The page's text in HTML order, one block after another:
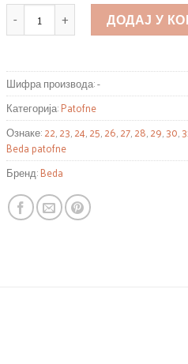
КОЛИЧИНА ДОДАЈ У
Шифра производа:-
Категорија:Patofne
Ознаке:22,23,24,25,26,27,28,29,30,
Beda patofne
Бренд:Beda